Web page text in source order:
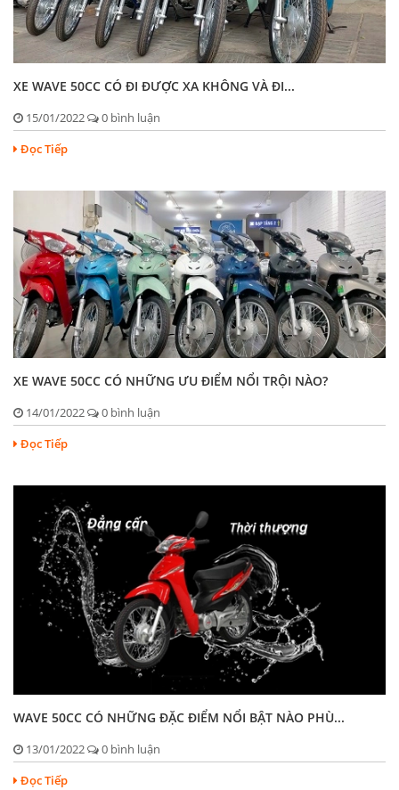
XE WAVE 50CC CÓ ĐI ĐƯỢC XA KHÔNG VÀ ĐI...
15/01/2022
0 bình luận
Đọc Tiếp
XE WAVE 50CC CÓ NHỮNG ƯU ĐIỂM NỔI TRỘI NÀO?
14/01/2022
0 bình luận
Đọc Tiếp
WAVE 50CC CÓ NHỮNG ĐẶC ĐIỂM NỔI BẬT NÀO PHÙ...
13/01/2022
0 bình luận
Đọc Tiếp